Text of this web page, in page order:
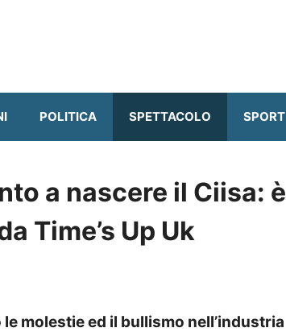
POLITICA SPETTACOLO SPORT
a nascere il Ciisa: è
Time’s Up Uk
molestie ed il bullismo nell’industria